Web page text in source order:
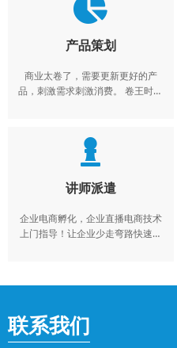
产品策划
商业太卷了，需要更新更好的产
品，刺激需求刺激消费。 卷王时代
讲师派遣
企业电商孵化，企业直播电商技术
上门指导！让企业少走弯路快速上
联系我们